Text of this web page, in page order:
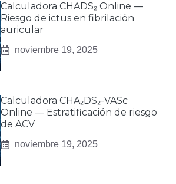
Calculadora CHADS₂ Online —
Riesgo de ictus en fibrilación
auricular
noviembre 19, 2025
Calculadora CHA₂DS₂-VASc
Online — Estratificación de riesgo
de ACV
noviembre 19, 2025